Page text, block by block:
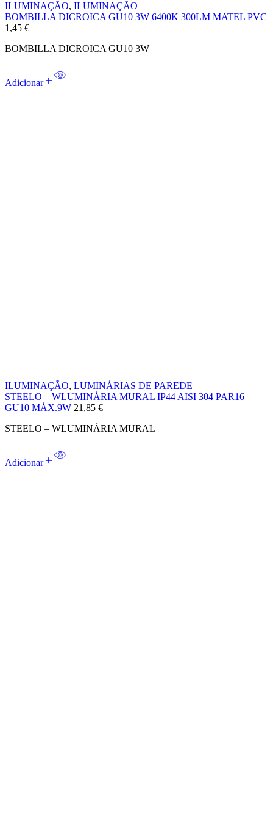
ILUMINAÇÃO, ILUMINAÇÃO
BOMBILLA DICROICA GU10 3W 6400K 300LM MATEL PVC
1,45 €
BOMBILLA DICROICA GU10 3W
Adicionar
ILUMINAÇÃO, LUMINÁRIAS DE PAREDE
STEELO – WLUMINÁRIA MURAL IP44 AISI 304 PAR16
GU10 MÁX.9W 21,85 €
STEELO – WLUMINÁRIA MURAL
Adicionar